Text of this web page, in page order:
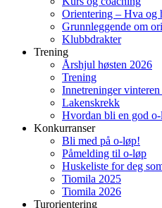
Orientering – Hva og
Grunnleggende om
Klubbdrakter
Trening
Årshjul høsten 2026
Trening
Innetreninger
Lakenskrekk
Hvordan bli en god
Konkurranser
Bli med på o-løp!
Påmelding til o-løp
Huskeliste for deg
Tiomila 2025
Tiomila 2026
Turorientering